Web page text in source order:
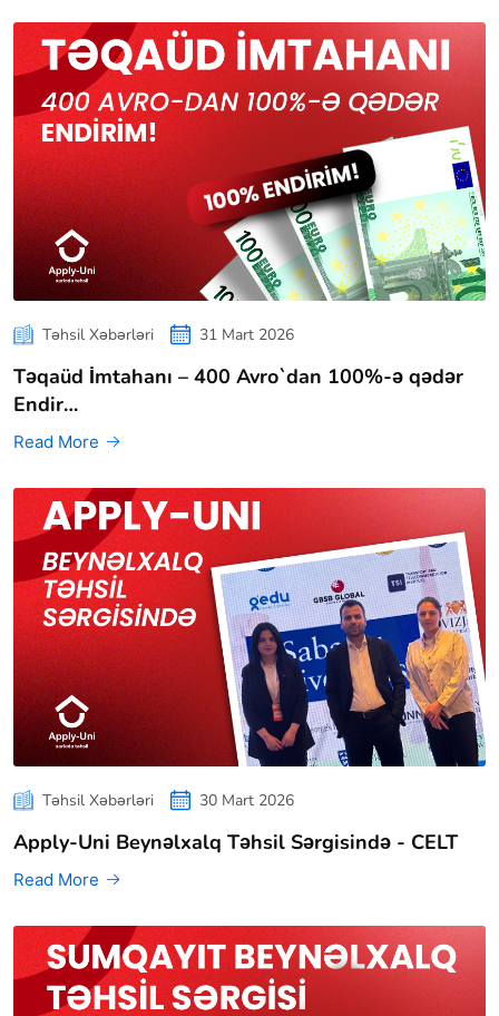
Təhsil Xəbərləri 31 Mart 2026
Təqaüd İmtahanı – 400 Avro`dan 100%-ə qədər
Endir…
Read More
Təhsil Xəbərləri 30 Mart 2026
Apply-Uni Beynəlxalq Təhsil Sərgisində - CELT
Read More